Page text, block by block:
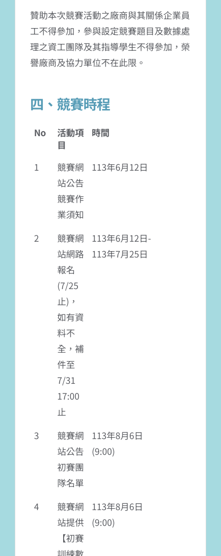
贊助本次競賽活動之廠商與其關係企業員
工不得參加，參與設定競賽題目及數據處
理之資工團隊及其指導學生不得參加，榮
譽廠商及協力單位不在此限。
四、競賽時程
No
活動項
目
時間
1
競賽網
站公告
競賽作
業須知
113年6月12日
2
競賽網
站網路
報名
(7/25
止)，
如有資
料不
全，補
件至
7/31
17:00
止
113年6月12日-
113年7月25日
3
競賽網
站公告
初賽團
隊名單
113年8月6日
(9:00)
4
競賽網
站提供
【初賽
訓練數
113年8月6日
(9:00)